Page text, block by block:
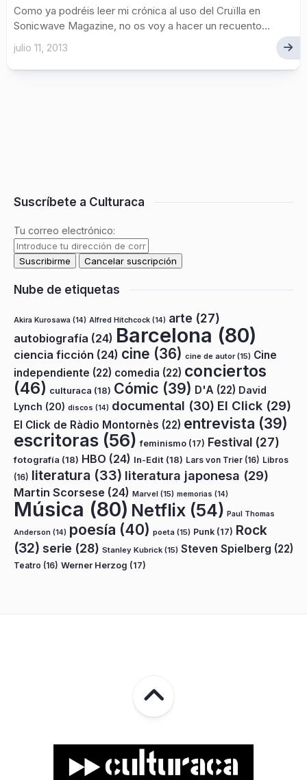
Como ya podréis leer mi crónica al uso del Cruïlla en
Sonicwave Magazine, no os voy a hacer un recuento...
julio 11, 2013
Suscríbete a Culturaca
Tu correo electrónico:
Nube de etiquetas
Akira Kurosawa (14) Alfred Hitchcock (14) arte (27)
autobiografía (24) Barcelona (80)
ciencia ficción (24) cine (36) cine de autor(15) Cine
independiente (22) comedia (22) conciertos
(46) culturaca (18) Cómic (39) D'A (22) David
Lynch (20) discos (14) documental (30) El Click (29)
El Click de Ràdio Montornès (22) entrevista (39)
escritoras (56) feminismo (17) Festival (27)
fotografía (18) HBO (24) In-Edit (18) Lars von Trier (16) Libros
(16) literatura (33) literatura japonesa (29)
Martin Scorsese (24) Marvel (15) memorias (14)
Música (80) Netflix (54) Paul Thomas
Anderson (14) poesía (40) poeta (15) Punk (17) Rock
(32) serie (28) Stanley Kubrick (15) Steven Spielberg (22)
Teatro (16) Werner Herzog (17)